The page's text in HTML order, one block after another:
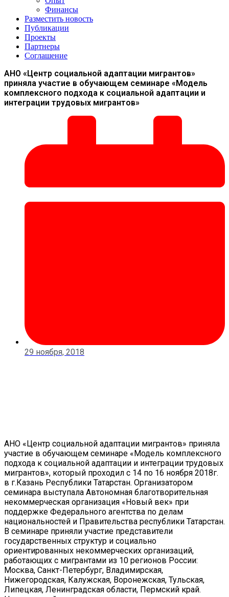
Финансы
Разместить новость
Публикации
Проекты
Партнеры
Соглашение
АНО «Центр социальной адаптации мигрантов»
приняла участие в обучающем семинаре «Модель
комплексного подхода к социальной адаптации и
интеграции трудовых мигрантов»
29 ноября, 2018
АНО «Центр социальной адаптации мигрантов» приняла
участие в обучающем семинаре «Модель комплексного
подхода к социальной адаптации и интеграции трудовых
мигрантов», который проходил с 14 по 16 ноября 2018г.
в г.Казань Республики Татарстан. Организатором
семинара выступала Автономная благотворительная
некоммерческая организация «Новый век» при
поддержке Федерального агентства по делам
национальностей и Правительства республики Татарстан.
В семинаре приняли участие представители
государственных структур и социально
ориентированных некоммерческих организаций,
работающих с мигрантами из 10 регионов России:
Москва, Санкт-Петербург, Владимирская,
Нижегородская, Калужская, Воронежская, Тульская,
Липецкая, Ленинградская области, Пермский край.